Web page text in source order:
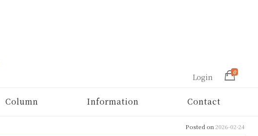
Login
0
Column Information Contact
Posted on2026-02-24